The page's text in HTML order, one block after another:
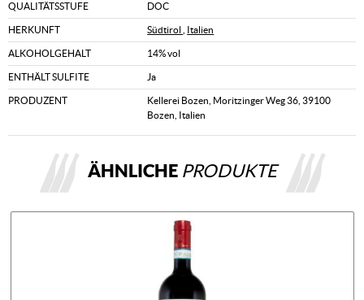
QUALITÄTSSTUFE DOC
HERKUNFT Südtirol Italien
ALKOHOLGEHALT 14% vol
ENTHÄLT SULFITE Ja
PRODUZENT
Kellerei Bozen, Moritzinger Weg 36, 39100
Bozen, Italien
ÄHNLICHE PRODUKTE